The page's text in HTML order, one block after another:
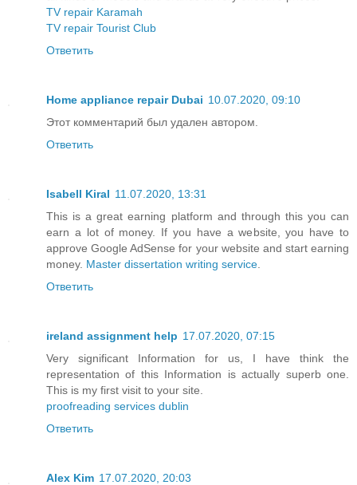
TV repair Karamah
TV repair Tourist Club
Ответить
Home appliance repair Dubai 10.07.2020, 09:10
Этот комментарий был удален автором.
Ответить
Isabell Kiral 11.07.2020, 13:31
This is a great earning platform and through this you can
earn a lot of money. If you have a website, you have to
approve Google AdSense for your website and start earning
money. Master dissertation writing service
Ответить
ireland assignment help 17.07.2020, 07:15
Very significant Information for us, I have think the
representation of this Information is actually superb one.
This is my first visit to your site.
proofreading services dublin
Ответить
Alex Kim 17.07.2020, 20:03